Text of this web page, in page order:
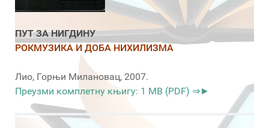
ПУТ ЗА НИГДИНУ
РОКМУЗИКА И ДОБА НИХИЛИЗМА
Лио, Горњи Милановац, 2007.
Преузми комплетну књигу: 1 MB (PDF) ⇒►